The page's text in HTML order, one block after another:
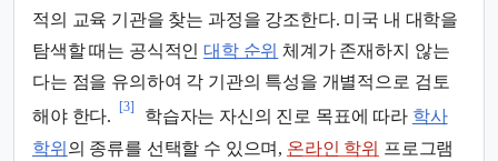
적의 교육 기관을 찾는 과정을 강조한다. 미국 내 대학을
탐색할 때는 공식적인대학 순위 체계가 존재하지 않는
다는 점을 유의하여 각 기관의 특성을 개별적으로 검토
해야 한다.
[3]
학습자는 자신의 진로 목표에 따라 학사
학위 의 종류를 선택할 수 있으며, 온라인 학위 프로그램